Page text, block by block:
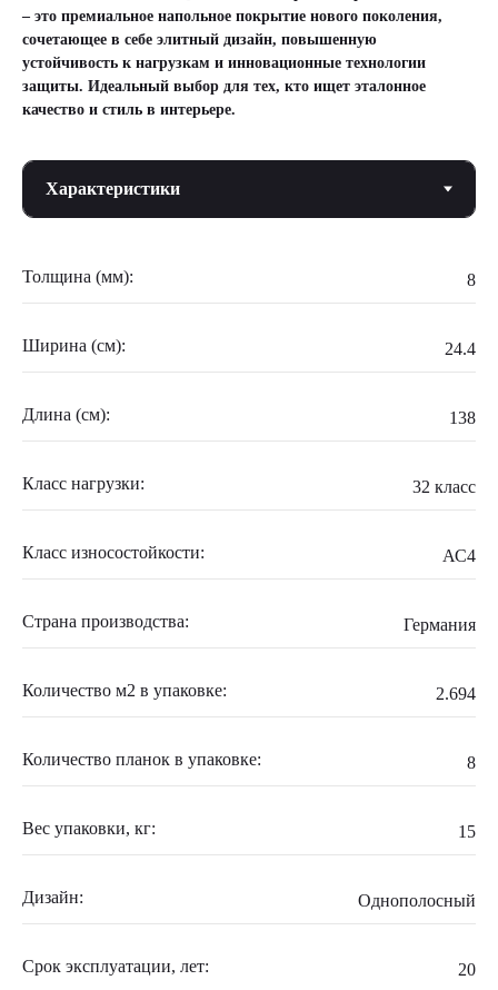
– это премиальное напольное покрытие нового поколения,
сочетающее в себе элитный дизайн, повышенную
устойчивость к нагрузкам и инновационные технологии
защиты. Идеальный выбор для тех, кто ищет эталонное
качество и стиль в интерьере.
Толщина (мм): 8
Ширина (см): 24.4
Длина (см): 138
Класс нагрузки: 32 класс
Класс износостойкости: АС4
Страна производства: Германия
Количество м2 в упаковке: 2.694
Количество планок в упаковке: 8
Вес упаковки, кг: 15
Дизайн: Однополосный
Срок эксплуатации, лет: 20